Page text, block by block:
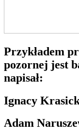
Przykładem
pozornej jest
napisał:
Ignacy
Adam